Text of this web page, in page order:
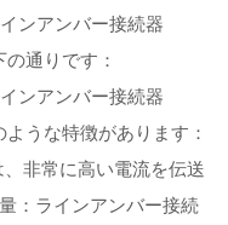
ンアンバー接続器
通りです：
ンアンバー接続器
うな特徴があります：
非常に高い電流を伝送
：ラインアンバー接続